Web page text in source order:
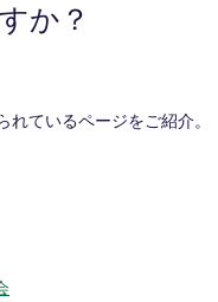
か？
ているページをご紹介。